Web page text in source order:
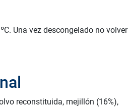
Una vez descongelado no volver
reconstituida, mejillón (16%),